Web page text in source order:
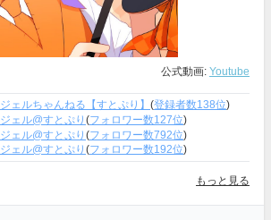
公式動画: Youtube
ジェルちゃんねる【すとぷり】 (登録者数138位)
ジェル@すとぷり (フォロワー数127位)
ジェル@すとぷり (フォロワー数792位)
ジェル@すとぷり (フォロワー数192位)
もっと見る